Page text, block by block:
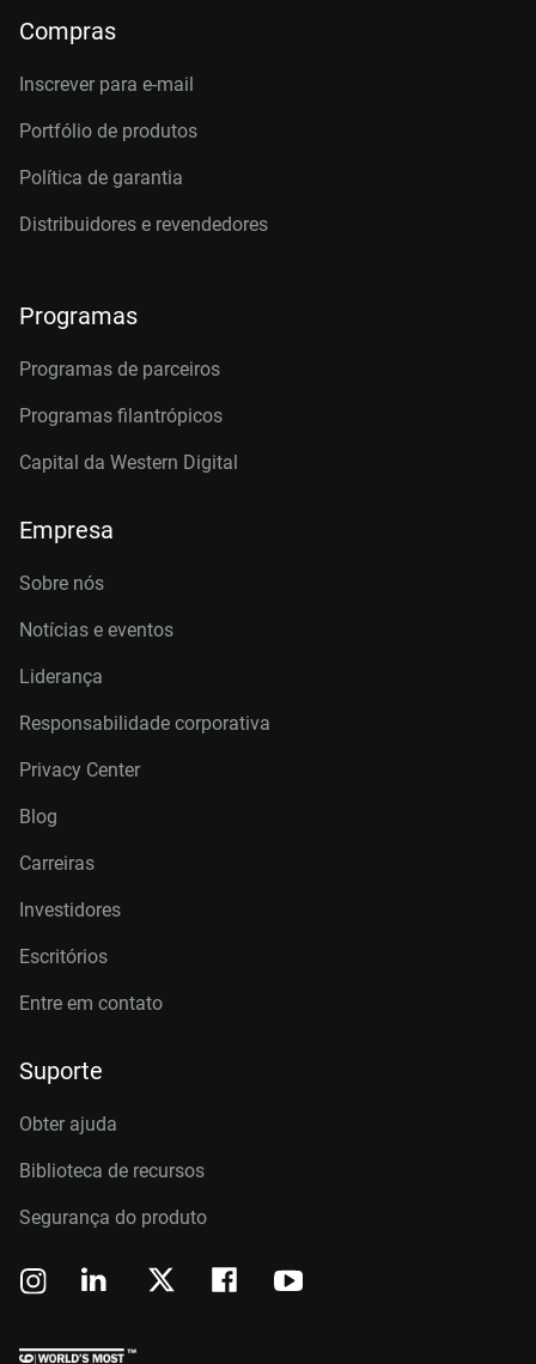
Compras
Inscrever para e-mail
Portfólio de produtos
Política de garantia
Distribuidores e revendedores
Programas
Programas de parceiros
Programas filantrópicos
Capital da Western Digital
Empresa
Sobre nós
Notícias e eventos
Liderança
Responsabilidade corporativa
Privacy Center
Blog
Carreiras
Investidores
Escritórios
Entre em contato
Suporte
Obter ajuda
Biblioteca de recursos
Segurança do produto